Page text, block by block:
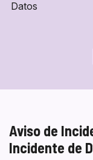
Datos
Aviso de
Incidente de